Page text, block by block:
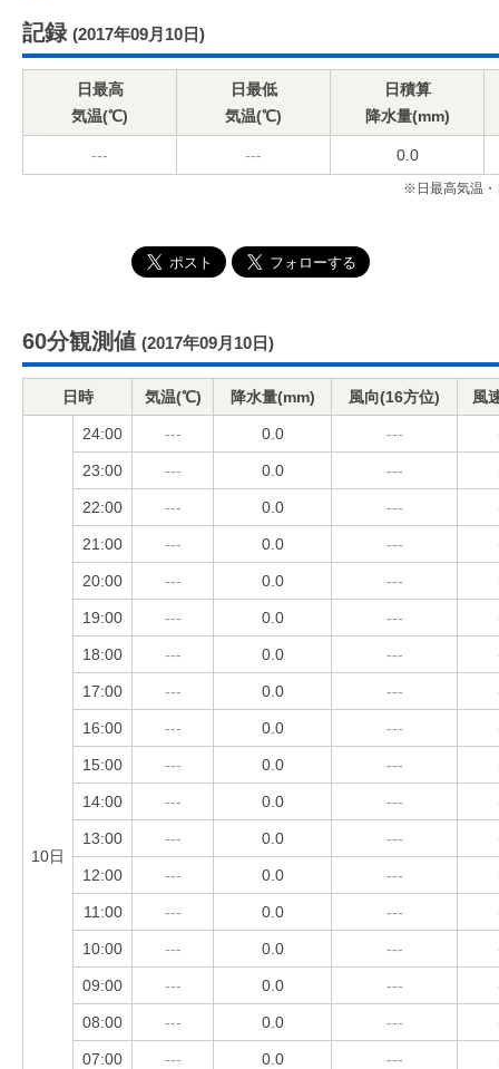
記録 (2017年09月10日)
日最高
気温(℃)
日最低
気温(℃)
日積算
降水量(mm)
--- --- 0.0
※日最高気温・
60分観測値 (2017年09月10日)
日時 気温(℃) 降水量(mm) 風向(16方位) 風
10日
24:00 --- 0.0 ---
23:00 --- 0.0 ---
22:00 --- 0.0 ---
21:00 --- 0.0 ---
20:00 --- 0.0 ---
19:00 --- 0.0 ---
18:00 --- 0.0 ---
17:00 --- 0.0 ---
16:00 --- 0.0 ---
15:00 --- 0.0 ---
14:00 --- 0.0 ---
13:00 --- 0.0 ---
12:00 --- 0.0 ---
11:00 --- 0.0 ---
10:00 --- 0.0 ---
09:00 --- 0.0 ---
08:00 --- 0.0 ---
07:00 --- 0.0 ---